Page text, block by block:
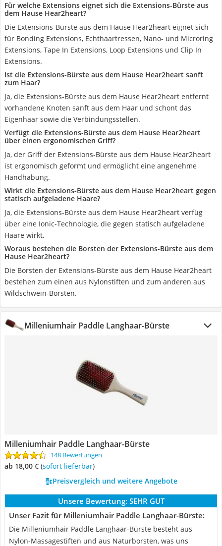
Für welche Extensions eignet sich die Extensions-Bürste aus
dem Hause Hear2heart?
Die Extensions-Bürste aus dem Hause Hear2heart eignet sich
für Bonding Extensions, Echthaartressen, Nano- und Microring
Extensions, Tape In Extensions, Loop Extensions und Clip In
Extensions.
Ist die Extensions-Bürste aus dem Hause Hear2heart sanft
zum Haar?
Ja, die Extensions-Bürste aus dem Hause Hear2heart entfernt
vorhandene Knoten sanft aus dem Haar und schont das
Eigenhaar sowie die Verbindungsstellen.
Verfügt die Extensions-Bürste aus dem Hause Hear2heart
über einen ergonomischen Griff?
Ja, der Griff der Extensions-Bürste aus dem Hause Hear2heart
ist ergonomisch geformt und ermöglicht eine angenehme
Handhabung.
Wirkt die Extensions-Bürste aus dem Hause Hear2heart gegen
statisch aufgeladene Haare?
Ja, die Extensions-Bürste aus dem Hause Hear2heart verfüg
über eine Ionic-Technologie, die gegen statisch aufgeladene
Haare wirkt.
Woraus bestehen die Borsten der Extensions-Bürste aus dem
Hause Hear2heart?
Die Borsten der Extensions-Bürste aus dem Hause Hear2heart
bestehen zum einen aus Nylonstiften und zum anderen aus
Wildschwein-Borsten.
Milleniumhair Paddle Langhaar-Bürste
Milleniumhair Paddle Langhaar-Bürste
148 Bewertungen
ab 18,00 € ( Sofort lieferbar)
Preisvergleich und weitere Angebote
Unsere Bewertung: SEHR GUT
Unser Fazit für Milleniumhair Paddle Langhaar-Bürste:
Die Milleniumhair Paddle Langhaar-Bürste besteht aus
Nylon-Massagestiften und aus Naturborsten, was uns